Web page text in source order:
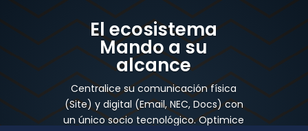
El ecosistema
Mando a su
alcance
Centralice su comunicación física
(Site) y digital (Email, NEC, Docs) con
un único socio tecnológico. Optimice